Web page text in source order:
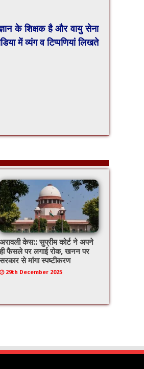
के शिक्षक है और वायु सेना
में व्यंग व टिप्पणियां लिखते
अरावली केस:: सुप्रीम कोर्ट ने अपने
फैसले पर लगाई रोक, खनन पर
से मांगा स्पष्टीकरण
29th December 2025